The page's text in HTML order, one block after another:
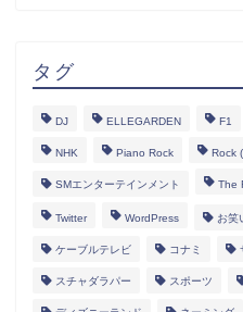
タグ
DJ ELLEGARDEN F1
NHK Piano Rock Rock
SMエンターテインメント The
Twitter WordPress お笑
ケーブルテレビ コナミ
スチャダラパー スポーツ